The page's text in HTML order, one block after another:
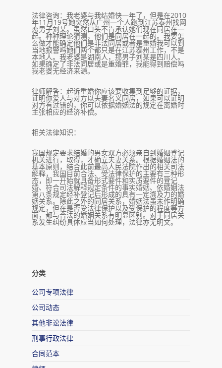
法律咨询：我老婆与我结婚快一年了，但是在2010
年11月19号她突然从广州一个人跑到江苏泰州找网
恋男子刘某。虽然口头不肯承认她们现在同居在一
起。种种理论猜测，他们是同居在一起的。我要怎
么做才能确定他们是非法同居或者是重婚我可以到
当地报警吗她们两个都只是在江苏泰州工作，不是
本地人。我老婆是湖南人，那男子刘某是四川人。
如果确定了非法同居或是重婚罪，我能得到赔偿吗
我老婆无经济来源。
律师解答：起诉重婚你应该要收集到足够的证据，
证明你爱人与对方以夫妻名义同居，如果可以证明
对方有过错的，你可以依据婚姻法的规定在离婚时
主张相应的经济补偿。
相关法律知识：
我国规定要求结婚的男女双方必须亲自到婚姻登记
机关进行，取得，才确立夫妻关系。根据婚姻法的
基本原则，结合此前最高人民法院作出的相关司法
解释，我国目前合法、受法律保护的主要有三种形
态，即一开始就具备形式要件和实质要件的登记
婚、符合司法解释规定条件的事实婚姻、依婚姻法
第八条规定经补登记后形成的具有一定溯及力的婚
姻关系。除此之外的同居关系，婚姻法虽未作明确
规定，但在是否受法律保护以及受保护的程度等方
面，都与合法的婚姻关系有明显区别。对于同居关
系发生纠纷具体应当如何处理，法律亦无明文。
分类
公司专项法律
公司动态
其他非讼法律
刑事行政法律
合同范本